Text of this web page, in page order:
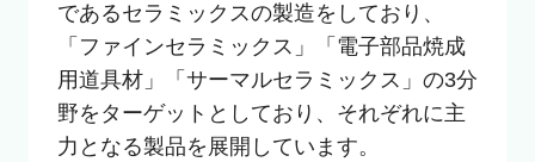
であるセラミックスの製造をしており、
「ファインセラミックス」「電子部品焼成
用道具材」「サーマルセラミックス」の3分
野をターゲットとしており、それぞれに主
力となる製品を展開しています。